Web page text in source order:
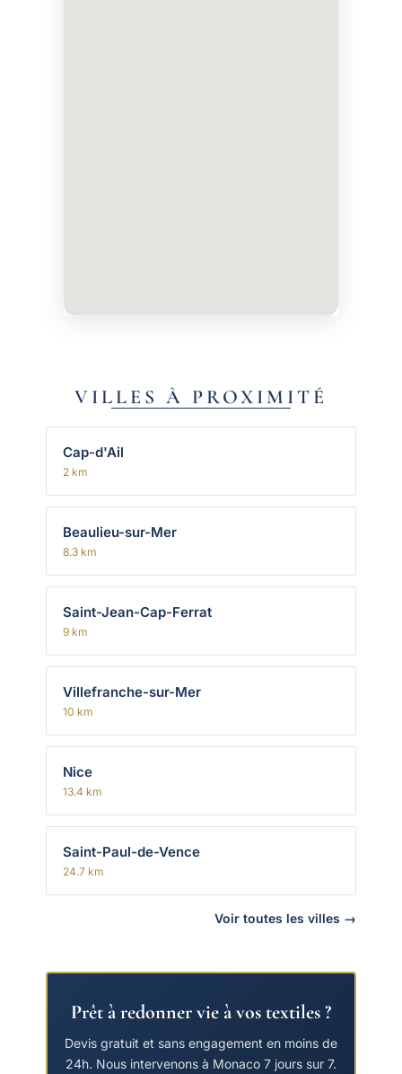
VILLES À PROXIMITÉ
Cap-d'Ail
2 km
Beaulieu-sur-Mer
8.3 km
Saint-Jean-Cap-Ferrat
9 km
Villefranche-sur-Mer
10 km
Nice
13.4 km
Saint-Paul-de-Vence
24.7 km
Voir toutes les villes →
Prêt à redonner vie à vos textiles ?
Devis gratuit et sans engagement en moins de
24h. Nous intervenons à Monaco 7 jours sur 7.